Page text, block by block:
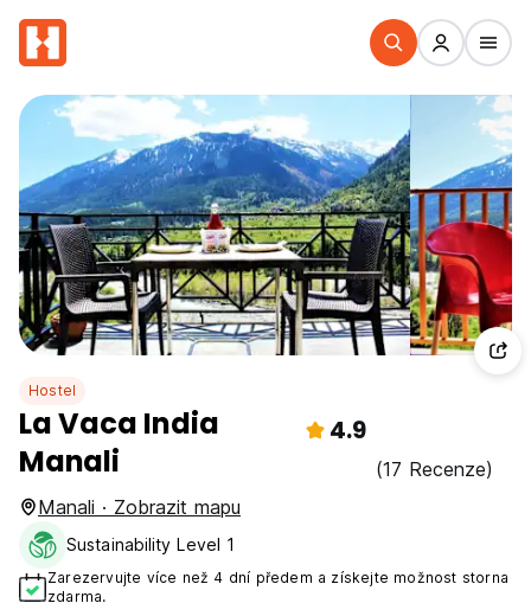
Hostel
La Vaca India
Manali
4.9
(17 Recenze)
Manali · Zobrazit mapu
Sustainability Level 1
Zarezervujte více než 4 dní předem a získejte možnost storna
zdarma.